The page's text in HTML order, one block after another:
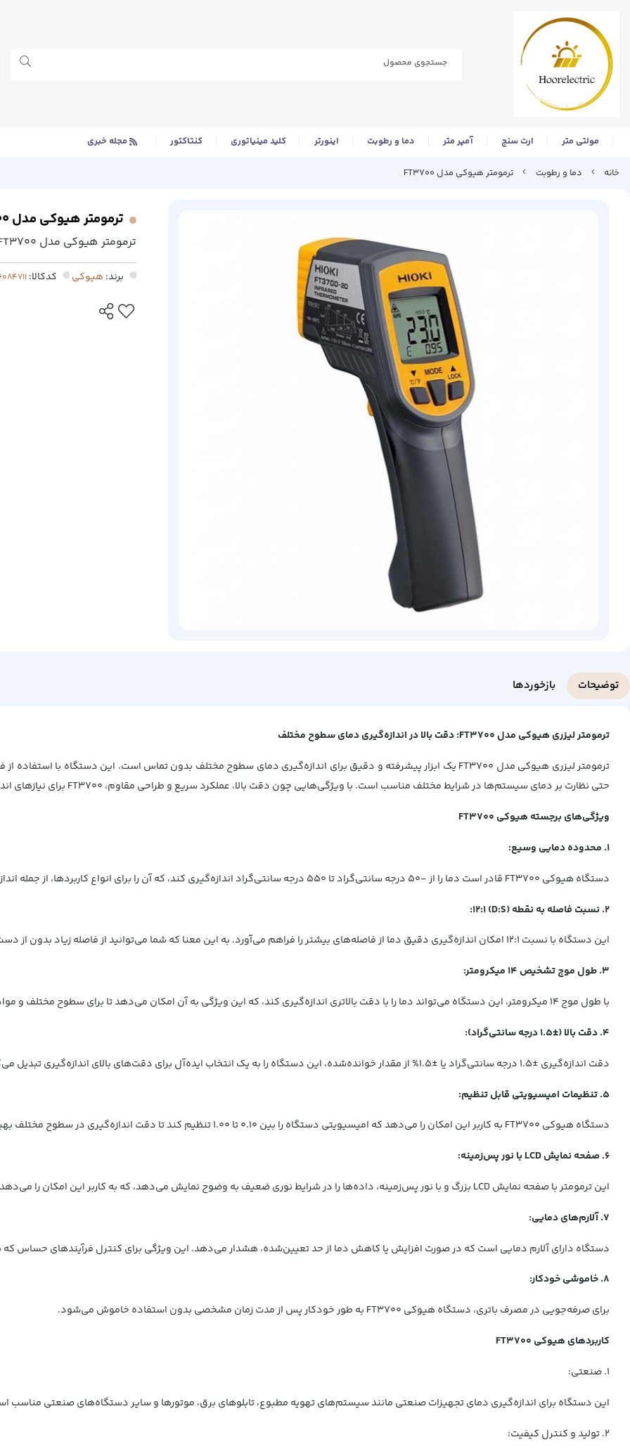
مولتی متر ارت سنج آمپر متر دما و رطوبت اینورتر کلید مینیاتوری کنتاکتور مجله خبری
خانه دما و رطوبت ترمومتر هیوکی مدل FT3700
ترمومتر هیوکی مدل FT3700
ترمومتر هیوکی مدل FT3700
برند: هیوکی کدکالا:
توضیحات بازخوردها
ترمومتر لیزری هیوکی مدل FT3700: دقت بالا در اندازه‌گیری دمای سطوح مختلف
حتی نظارت بر دمای سیستم‌ها در شرایط مختلف مناسب است. با ویژگی‌هایی چون دقت بالا، عملکرد سریع و طراحی مقاوم، FT3700 برای نیازهای اندازه‌گیری دما در محیط‌های سخت و صنعتی انتخابی عالی است.
ویژگی‌های برجسته هیوکی FT3700
1. محدوده دمایی وسیع:
دستگاه هیوکی FT3700 قادر است دما را از -50 درجه سانتی‌گراد تا 550 درجه سانتی‌گراد اندازه‌گیری کند، که آن را برای انواع کاربردها، از جمله اندازه‌گیری دمای سطوح سرد و داغ مناسب می‌سازد.
2. نسبت فاصله به نقطه (D:S) 12:1:
این دستگاه با نسبت 12:1 امکان اندازه‌گیری دقیق دما از فاصله‌های بیشتر را فراهم می‌آورد. به این معنا که شما می‌توانید از فاصله زیاد بدون از دست دادن دقت، دما را اندازه‌گیری کنید.
3. طول موج تشخیص 14 میکرومتر:
با طول موج 14 میکرومتر، این دستگاه می‌تواند دما را با دقت بالاتری اندازه‌گیری کند، که این ویژگی به آن امکان می‌دهد تا برای سطوح مختلف و مواد گوناگون استفاده شود.
4. دقت بالا (±1.5 درجه سانتی‌گراد):
دقت اندازه‌گیری ±1.5 درجه سانتی‌گراد یا ±1.5% از مقدار خوانده‌شده، این دستگاه را به یک انتخاب ایده‌آل برای دقت‌های بالای اندازه‌گیری تبدیل می‌کند.
5. تنظیمات امیسیویتی قابل تنظیم:
دستگاه هیوکی FT3700 به کاربر این امکان را می‌دهد که امیسیویتی دستگاه را بین 0.10 تا 1.00 تنظیم کند تا دقت اندازه‌گیری در سطوح مختلف بهینه شود.
6. صفحه نمایش LCD با نور پس‌زمینه:
این ترمومتر با صفحه نمایش LCD بزرگ و با نور پس‌زمینه، داده‌ها را در شرایط نوری ضعیف به وضوح نمایش می‌دهد، که به کاربر این امکان را می‌دهد که در محیط‌های تاریک نیز به راحتی از دستگاه استفاده کند.
7. آلارم‌های دمایی:
دستگاه دارای آلارم دمایی است که در صورت افزایش یا کاهش دما از حد تعیین‌شده، هشدار می‌دهد. این ویژگی برای کنترل فرآیندهای حساس که
8. خاموشی خودکار:
برای صرفه‌جویی در مصرف باتری، دستگاه هیوکی FT3700 به طور خودکار پس از مدت زمان مشخصی بدون استفاده خاموش می‌شود.
کاربردهای هیوکی FT3700
1. صنعتی:
این دستگاه برای اندازه‌گیری دمای تجهیزات صنعتی مانند سیستم‌های تهویه مطبوع، تابلوهای برق، موتورها و سایر دستگاه‌های صنعتی مناسب
2. تولید و کنترل کیفیت: